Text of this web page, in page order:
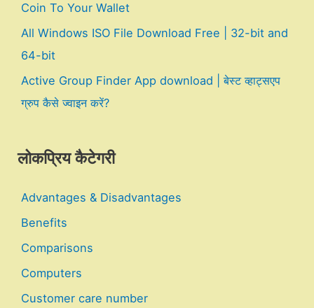
Coin To Your Wallet
All Windows ISO File Download Free | 32-bit and
64-bit
Active Group Finder App download | बेस्ट व्हाट्सएप
ग्रुप कैसे ज्वाइन करें?
लोकप्रिय कैटेगरी
Advantages & Disadvantages
Benefits
Comparisons
Computers
Customer care number